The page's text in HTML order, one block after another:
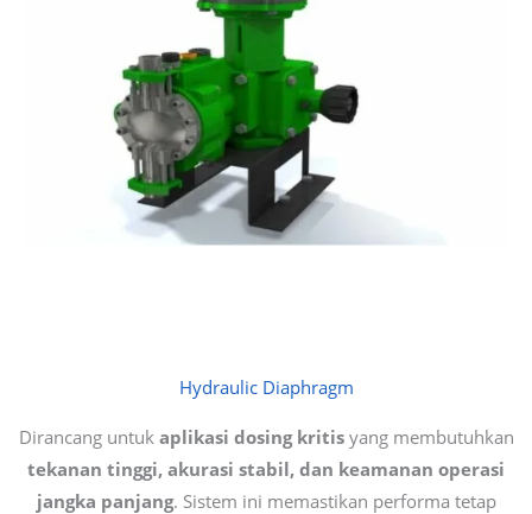
Hydraulic Diaphragm
Dirancang untuk aplikasi dosing kritisyang membutuhkan
tekanan tinggi, akurasi stabil, dan keamanan operasi
jangka panjang. Sistem ini memastikan performa tetap